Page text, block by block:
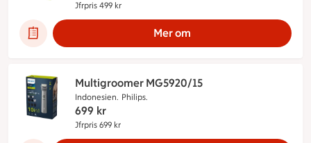
Jfrpris 499 kr
Mer om
Multigroomer MG5920/15
Indonesien. Philips.
699 kr
Jfrpris 699 kr